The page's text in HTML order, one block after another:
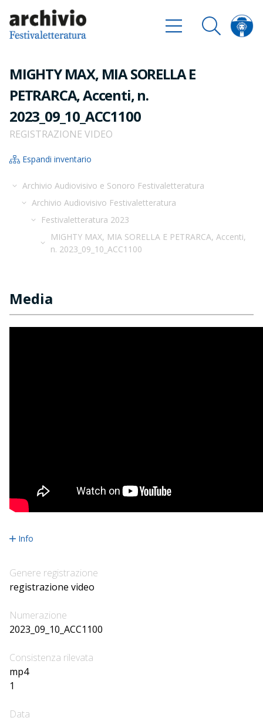
MIGHTY MAX, MIA SORELLA E
PETRARCA, Accenti, n.
2023_09_10_ACC1100
REGISTRAZIONE VIDEO
Espandi inventario
Archivio Audiovisivo e Sonoro Festivaletteratura
Archivio Audiovisivo Festivaletteratura
Festivaletteratura 2023
MIGHTY MAX, MIA SORELLA E PETRARCA, Accenti,
n. 2023_09_10_ACC1100
Media
Info
Genere registrazione
registrazione video
Numerazione
2023_09_10_ACC1100
Consistenza rilevata
mp4
1
Data